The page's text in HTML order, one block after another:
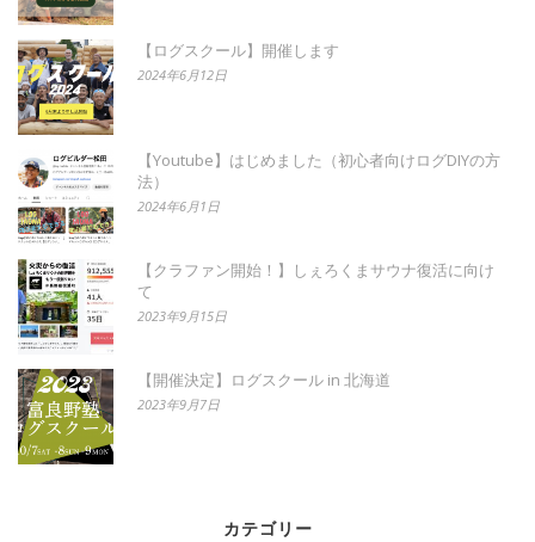
【ログスクール】開催します
2024年6月12日
【Youtube】はじめました（初心者向けログDIYの方
法）
2024年6月1日
【クラファン開始！】しぇろくまサウナ復活に向け
て
2023年9月15日
【開催決定】ログスクール in 北海道
2023年9月7日
カテゴリー